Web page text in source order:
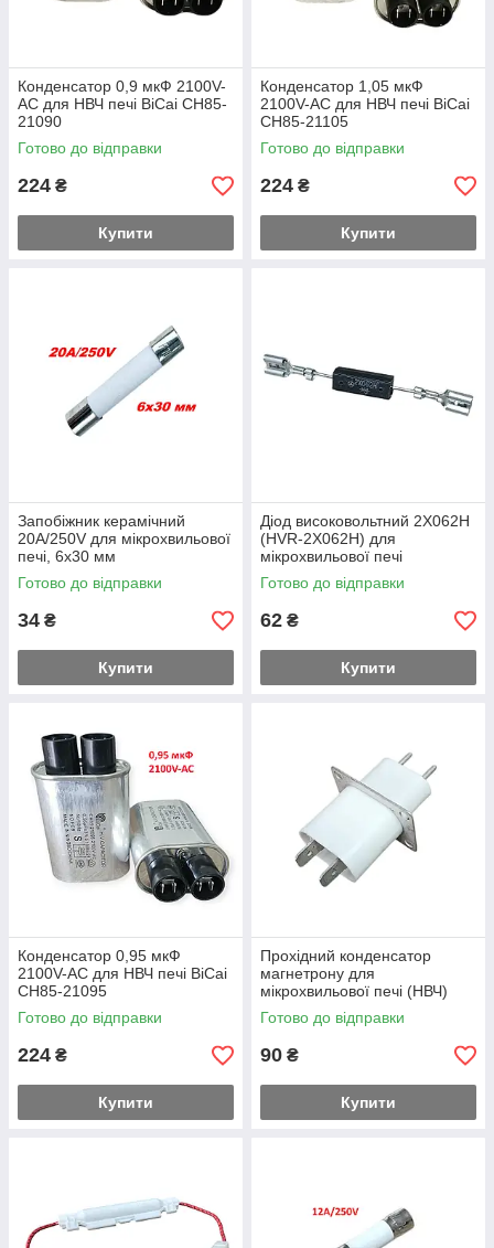
Конденсатор 0,9 мкФ 2100V-
AC для НВЧ печі BiCai CH85-
21090
Готово до відправки
224 ₴
Купити
Конденсатор 1,05 мкФ
2100V-AC для НВЧ печі BiCai
CH85-21105
Готово до відправки
224 ₴
Купити
Запобіжник керамічний
20A/250V для мікрохвильової
печі, 6x30 мм
Готово до відправки
34 ₴
Купити
Діод високовольтний 2X062H
(HVR-2X062H) для
мікрохвильової печі
Готово до відправки
62 ₴
Купити
Конденсатор 0,95 мкФ
2100V-AC для НВЧ печі BiCai
CH85-21095
Готово до відправки
224 ₴
Купити
Прохідний конденсатор
магнетрону для
мікрохвильової печі (НВЧ)
Готово до відправки
90 ₴
Купити